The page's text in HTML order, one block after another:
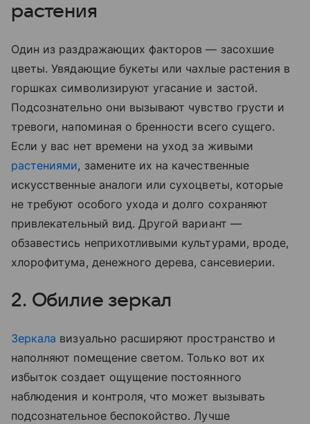
растения
Один из раздражающих факторов — засохшие
цветы. Увядающие букеты или чахлые растения в
горшках символизируют угасание и застой.
Подсознательно они вызывают чувство грусти и
тревоги, напоминая о бренности всего сущего.
Если у вас нет времени на уход за живыми
растениями, замените их на качественные
искусственные аналоги или сухоцветы, которые
не требуют особого ухода и долго сохраняют
привлекательный вид. Другой вариант —
обзавестись неприхотливыми культурами, вроде,
хлорофитума, денежного дерева, сансевиерии.
2. Обилие зеркал
Зеркала визуально расширяют пространство и
наполняют помещение светом. Только вот их
избыток создает ощущение постоянного
наблюдения и контроля, что может вызывать
подсознательное беспокойство. Лучше